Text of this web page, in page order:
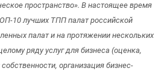
пространство». В настоящее время
10 лучших ТПП палат российской
палат и на протяжении нескольких
ряду услуг для бизнеса (оценка,
организация бизнес-